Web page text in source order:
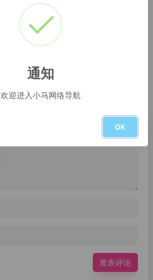
发表评论
通知
欢迎进入小马网络导航
OK